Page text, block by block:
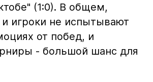
(1:0). В общем,
игроки не испытывают
от побед, и
- большой шанс для